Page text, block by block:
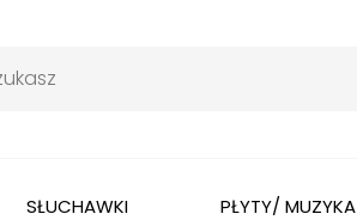
SŁUCHAWKI PŁYTY/ MUZYKA